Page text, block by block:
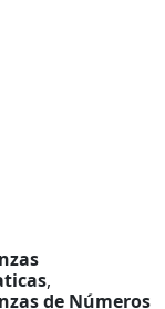
,
de Números